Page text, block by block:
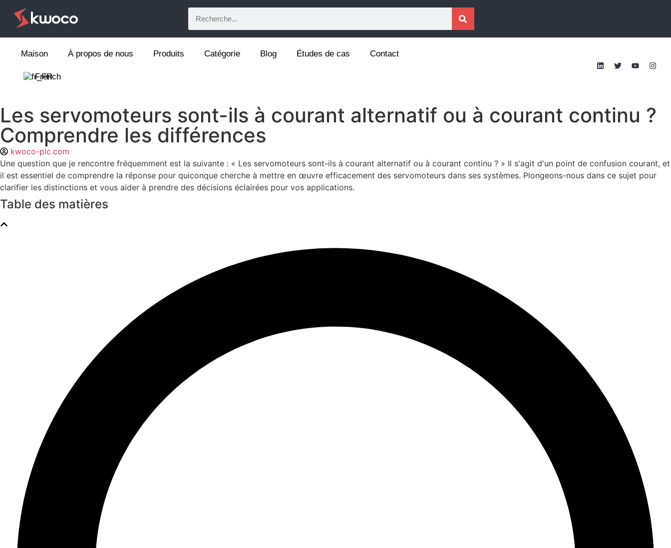
Maison À propos de nous Produits Catégorie Blog Études de cas Contact
French
Les servomoteurs sont-ils à courant alternatif ou à courant continu ?
Comprendre les différences
kwoco-plc.com
Une question que je rencontre fréquemment est la suivante : « Les servomoteurs sont-ils à courant alternatif ou à courant continu ? » Il s'agit d'un point de confusion courant, et
il est essentiel de comprendre la réponse pour quiconque cherche à mettre en œuvre efficacement des servomoteurs dans ses systèmes. Plongeons-nous dans ce sujet pour
clarifier les distinctions et vous aider à prendre des décisions éclairées pour vos applications.
Table des matières